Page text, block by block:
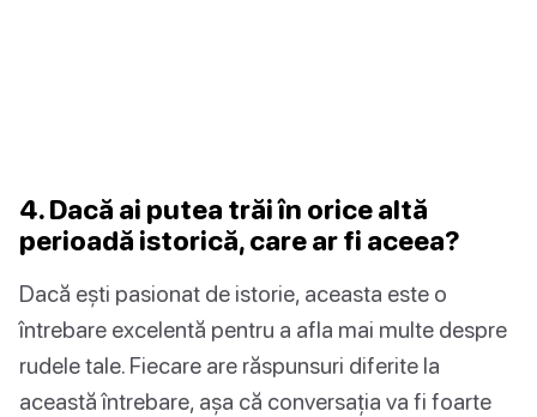
4. Dacă ai putea trăi în orice altă
perioadă istorică, care ar fi aceea?
Dacă ești pasionat de istorie, aceasta este o
întrebare excelentă pentru a afla mai multe despre
rudele tale. Fiecare are răspunsuri diferite la
această întrebare, așa că conversația va fi foarte